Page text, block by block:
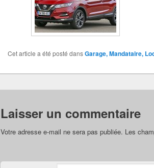
Cet article a été posté dansGarage, Mandataire,
Laisser un commentaire
Votre adresse e-mail ne sera pas publiée. Les